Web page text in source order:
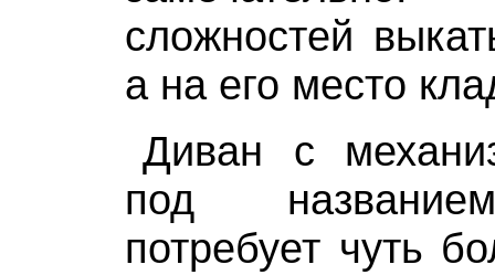
сложностей
а на его место
Диван с
под
потребует чуть